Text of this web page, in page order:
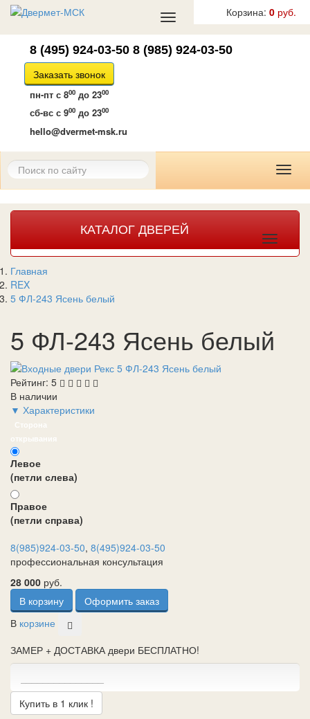
Корзина: 0 руб.
Toggle
navigation
8 (495) 924-03-50 8 (985) 924-03-50
Заказать звонок
пн-пт с 800 до 2300
сб-вс с 900 до 2300
hello@dvermet-msk.ru
КАТАЛОГ ДВЕРЕЙ
Toggle
Главная
REX
5 ФЛ-243 Ясень белый
5 ФЛ-243 Ясень белый
Рейтинг: 5
В наличии
▼ Характеристики
Сторона
открывания
Левое
(петли слева)
Правое
(петли справа)
8(985)924-03-50, 8(495)924-03-50
профессиональная консультация
28 000 руб.
В корзину
Оформить заказ
В корзине
ЗАМЕР + ДОСТАВКА двери БЕСПЛАТНО!
Купить в 1 клик !